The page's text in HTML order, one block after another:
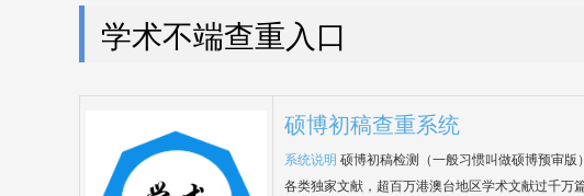
学术不端查重入口
硕博初稿查重系统
系统说明 硕博初稿检测（一般习惯叫做硕博预审
各类独家文献，超百万港澳台地区学术文献过千万